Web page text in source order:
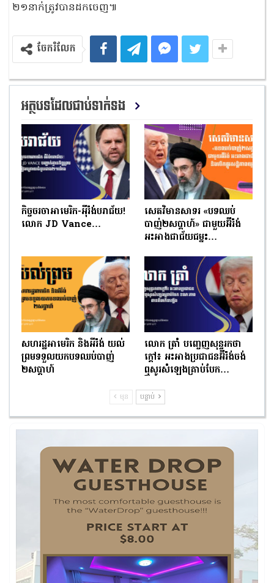
២១នាក់ត្រូវបានដកចេញ៕
ចែករំលែក
អត្ថបទដែលជាប់ទាក់ទង
កិច្ចចរចាអាមេរិក-អ៉ីរ៉ង់បរាជ័យ!
លោក JD Vance…
សេតវិមានសាទរ «បទឈប់
បាញ់២សប្ដាហ៍» ជាមួយអ៊ីរ៉ង់
អះអាងជាជ័យជម្នះ…
សហរដ្ឋអាមេរិក និងអីរ៉ង់ យល់
ព្រមទទួលយកបទឈប់បាញ់
២សប្ដាហ៍
លោក ត្រាំ បញ្ចេញសុន្ទរកថា
ក្តៅ៖ អះអាងប្រជាជនអ៊ីរ៉ង់ចង់
ឮសូរសំឡេងគ្រាប់បែក…
មុន បន្ទាប់